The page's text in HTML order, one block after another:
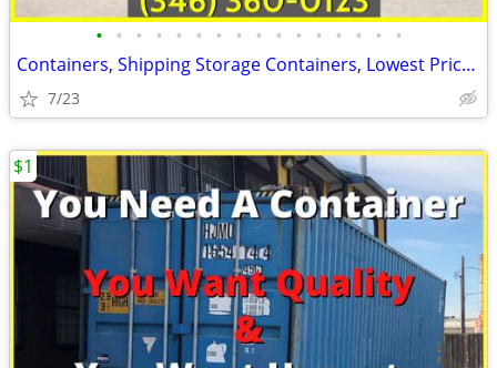
• • • • • • • • • • • • • • • •
Containers, Shipping Storage Containers, Lowest Price Now!
7/23
$1